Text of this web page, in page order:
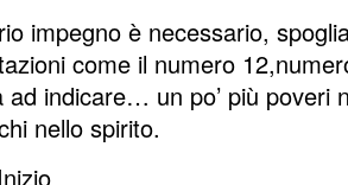
impegno è necessario,
come il numero
ad indicare… un po’ più poveri
nello spirito.